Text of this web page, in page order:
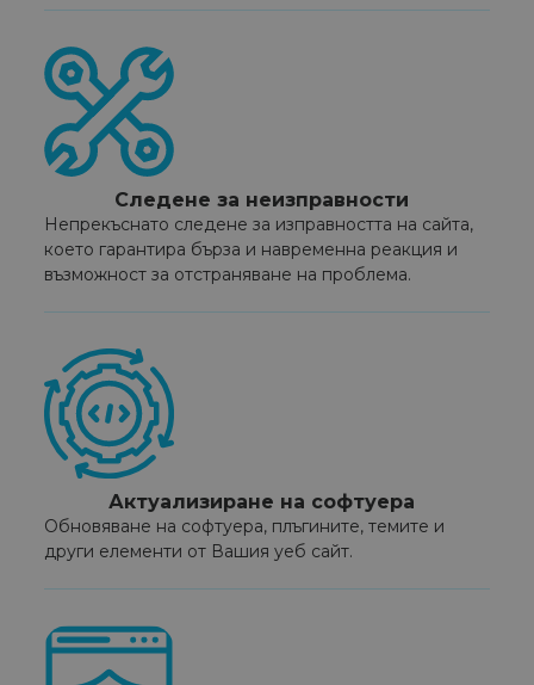
Следене за неизправности
Непрекъснато следене за изправността на сайта,
което гарантира бърза и навременна реакция и
възможност за отстраняване на проблема.
Актуализиране на софтуера
Обновяване на софтуера, плъгините, темите и
други елементи от Вашия уеб сайт.